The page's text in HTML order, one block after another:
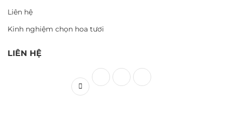
Liên hệ
Kinh nghiệm chọn hoa tươi
LIÊN HỆ